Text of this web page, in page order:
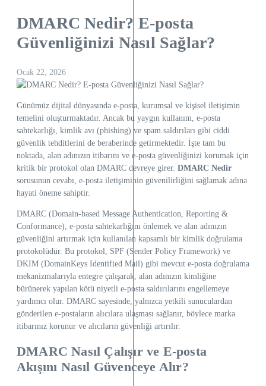
DMARC Nedir? E-posta
Güvenliğinizi Nasıl Sağlar?
Ocak 22, 2026
Günümüz dijital dünyasında e-posta, kurumsal ve kişisel iletişimin
temelini oluşturmaktadır. Ancak bu yaygın kullanım, e-posta
sahtekarlığı, kimlik avı (phishing) ve spam saldırıları gibi ciddi
güvenlik tehditlerini de beraberinde getirmektedir. İşte tam bu
noktada, alan adınızın itibarını ve e-posta güvenliğinizi korumak için
kritik bir protokol olan DMARC devreye girer. DMARC Nedir
sorusunun cevabı, e-posta iletişiminin güvenilirliğini sağlamak adına
hayati öneme sahiptir.
DMARC (Domain-based Message Authentication, Reporting &
Conformance), e-posta sahtekarlığını önlemek ve alan adınızın
güvenliğini artırmak için kullanılan kapsamlı bir kimlik doğrulama
protokolüdür. Bu protokol, SPF (Sender Policy Framework) ve
DKIM (DomainKeys Identified Mail) gibi mevcut e-posta doğrulama
mekanizmalarıyla entegre çalışarak, alan adınızın kimliğine
bürünerek yapılan kötü niyetli e-posta saldırılarını engellemeye
yardımcı olur. DMARC sayesinde, yalnızca yetkili sunuculardan
gönderilen e-postaların alıcılara ulaşması sağlanır, böylece marka
itibarınız korunur ve alıcıların güvenliği artırılır.
DMARC Nasıl Çalışır ve E-posta
Akışını Nasıl Güvenceye Alır?